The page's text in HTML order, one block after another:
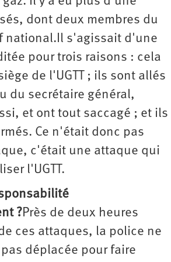
dont deux membres du
national.Il s'agissait d'une
pour trois raisons : cela
de l'UGTT ; ils sont allés
du secrétaire général,
et ont tout saccagé ; et ils
Ce n'était donc pas
c'était une attaque qui
l'UGTT.
?Près de deux heures
ces attaques, la police ne
déplacée pour faire